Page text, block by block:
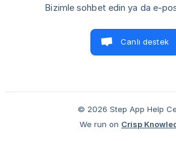
Bizimle sohbet edin ya da e-
Canlı destek
© 2026 Step App Help
We run on Crisp